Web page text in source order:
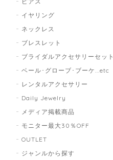
イヤリング
ネックレス
ブレスレット
ブライダルアクセサリーセット
ベール･グローブ･ブーケ...etc
レンタルアクセサリー
Daily Jewelry
メディア掲載商品
モニター最大30％OFF
OUTLET
ジャンルから探す